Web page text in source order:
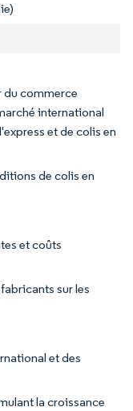
du commerce
international
et de colis en
de colis en
et coûts
sur les
et des
la croissance